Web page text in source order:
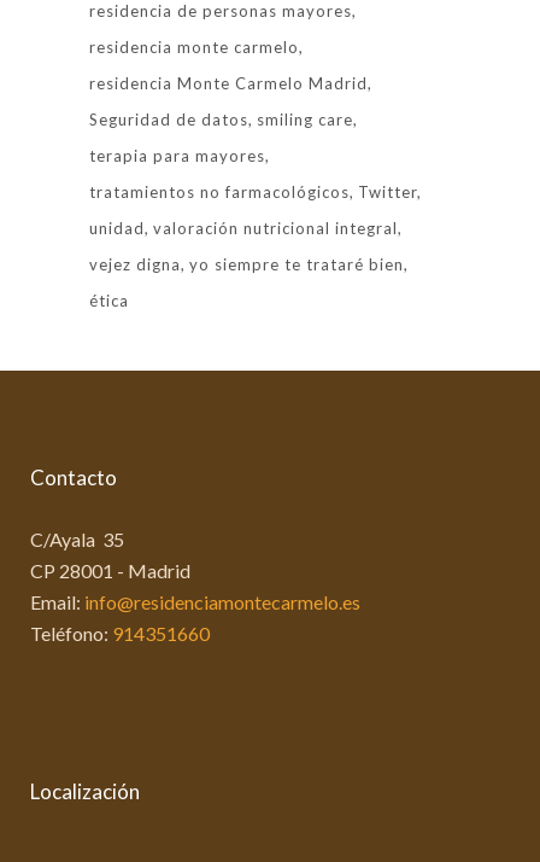
residencia de personas mayores
residencia monte carmelo
residencia Monte Carmelo Madrid
Seguridad de datos smiling care
terapia para mayores
tratamientos no farmacológicos Twitter
unidad valoración nutricional integral
vejez digna yo siempre te trataré bien
ética
Contacto
C/Ayala 35
CP 28001 - Madrid
Email: info@residenciamontecarmelo.es
Teléfono: 914351660
Localización